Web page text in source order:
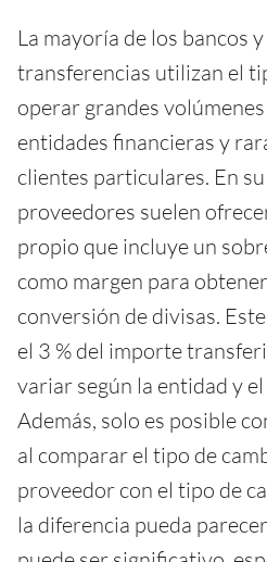
La mayoría de los bancos
transferencias utilizan el
operar grandes
entidades financieras y
clientes particulares. En
proveedores suelen
propio que incluye un
como margen para
conversión de divisas.
el 3 % del importe
variar según la entidad y
Además, solo es posible
al comparar el tipo de
proveedor con el tipo de
la diferencia pueda